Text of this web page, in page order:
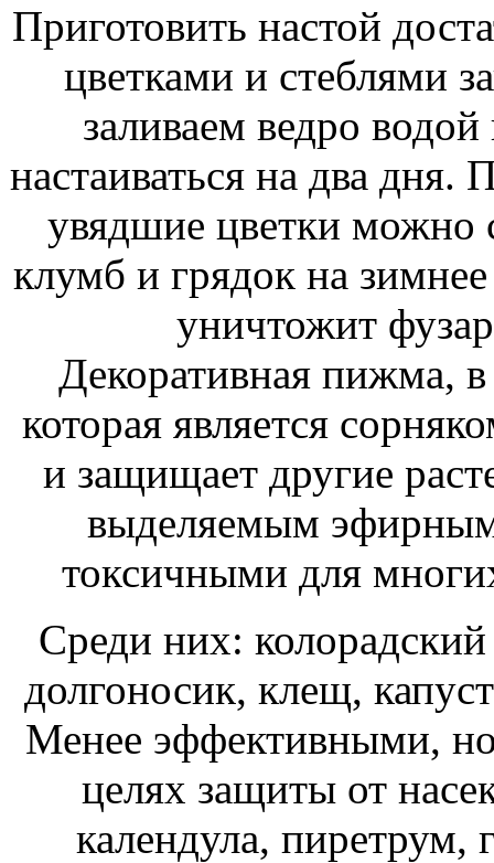
Приготовить настой
цветками и стеблями
заливаем ведро
настаиваться на два
увядшие цветки можно
клумб и грядок на
уничтожит
Декоративная пижма,
которая является
и защищает другие
выделяемым
токсичными для
Среди них:
долгоносик, клещ,
Менее эффективными,
целях защиты от
календула, пиретрум,